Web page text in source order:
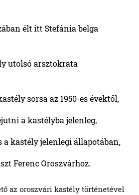
élt itt Stefánia belga
utolsó arsztokrata
sorsa az 1950-es évektől,
a kastélyba jelenleg,
a kastély jelenlegi állapotában,
Ferenc Oroszvárhoz.
az oroszvári kastély történetével